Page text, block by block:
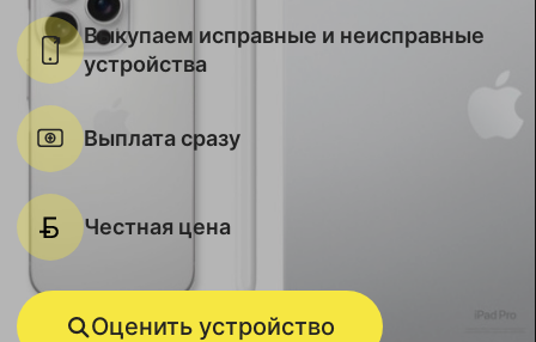
Выкупаем исправные и неисправные
устройства
Выплата сразу
Честная цена
Оценить устройство